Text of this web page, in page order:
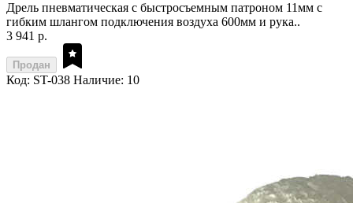
Дрель пневматическая с быстросъемным патроном 11мм с
гибким шлангом подключения воздуха 600мм и рука..
3 941 р.
Продан
Код: ST-038 Наличие: 10